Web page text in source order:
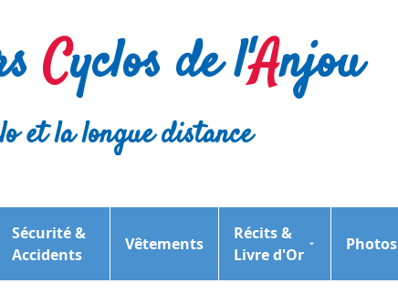
Cyclos de l'Anjou
et la longue distance
Sécurité &
Accidents
Vêtements
Récits &
Livre d'Or
Photos